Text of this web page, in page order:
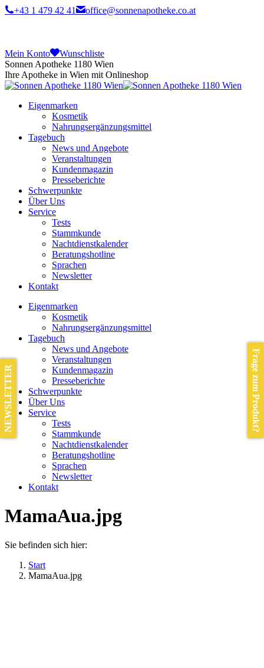
+43 1 479 42 41 office@sonnenapotheke.co.at
Mein Konto
Wunschliste
Sonnen Apotheke 1180 Wien
Ihre Apotheke in Wien mit Onlineshop
Eigenmarken
Kosmetik
Nahrungsergänzungsmittel
Tagebuch
News und Angebote
Veranstaltungen
Kundenmagazin
Presseberichte
Schwerpunkte
Über Uns
Service
Tests
Stammkunde
Nachtdienstkalender
Beratungshotline
Sprachen
Newsletter
Kontakt
Eigenmarken
Kosmetik
Nahrungsergänzungsmittel
Tagebuch
News und Angebote
Veranstaltungen
Kundenmagazin
Presseberichte
Schwerpunkte
Über Uns
Service
Tests
Stammkunde
Nachtdienstkalender
Beratungshotline
Sprachen
Newsletter
Kontakt
MamaAua.jpg
Sie befinden sich hier:
Start
MamaAua.jpg
Frage zum Produkt?
NEWSLETTER